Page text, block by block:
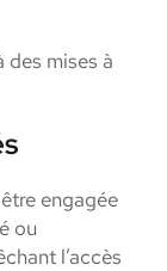
mises à
engagée
ou
l’accès